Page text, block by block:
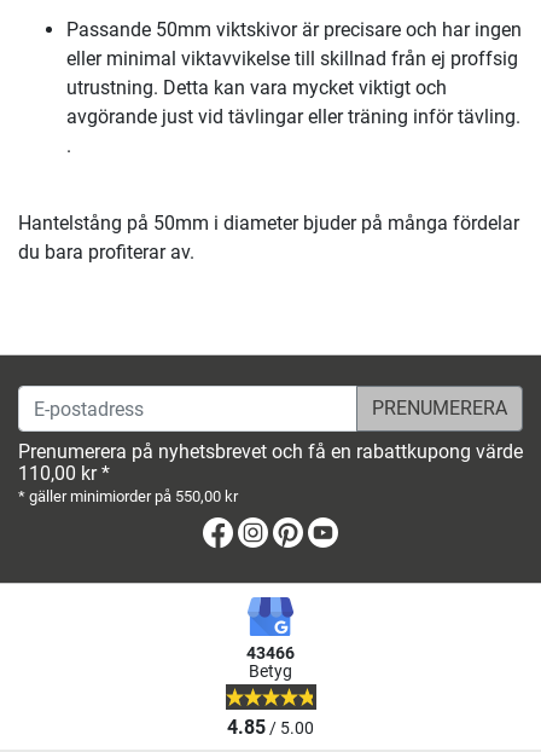
Passande 50mm viktskivor är precisare och har ingen
eller minimal viktavvikelse till skillnad från ej proffsig
utrustning. Detta kan vara mycket viktigt och
avgörande just vid tävlingar eller träning inför tävling.
.
Hantelstång på 50mm i diameter bjuder på många fördelar
du bara profiterar av.
E-postadress
Prenumerera på nyhetsbrevet och få en rabattkupong värde
110,00 kr *
* gäller minimiorder på 550,00 kr
Facebook
Instagram
Pinterest
43466
Betyg
4.85/ 5.00